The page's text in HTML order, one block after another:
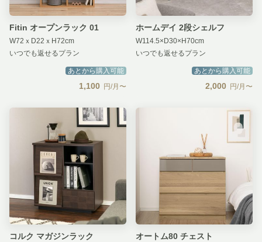
Fitin オープンラック 01
W72ｘD22ｘH72cm
いつでも返せるプラン
あとから購入可能
1,100 円/月〜
ホームデイ 2段シェルフ
W114.5×D30×H70cm
いつでも返せるプラン
あとから購入可能
2,000 円/月〜
コルク マガジンラック オートム80 チェスト